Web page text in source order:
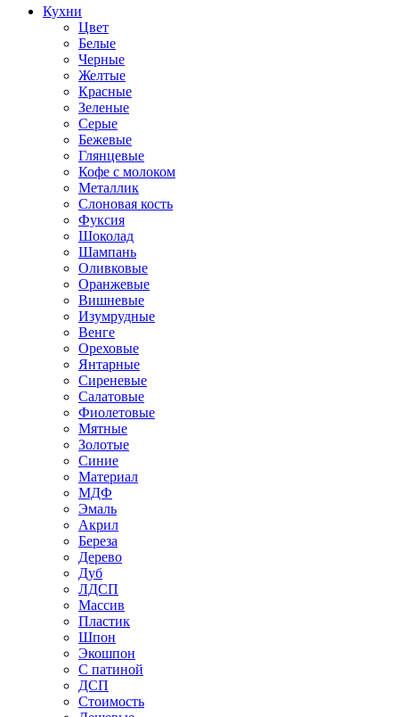
Кухни
Цвет
Белые
Черные
Желтые
Красные
Зеленые
Серые
Бежевые
Глянцевые
Кофе с молоком
Металлик
Слоновая кость
Фуксия
Шоколад
Шампань
Оливковые
Оранжевые
Вишневые
Изумрудные
Венге
Ореховые
Янтарные
Сиреневые
Салатовые
Фиолетовые
Мятные
Золотые
Синие
Материал
МДФ
Эмаль
Акрил
Береза
Дерево
Дуб
ЛДСП
Массив
Пластик
Шпон
Экошпон
С патиной
ДСП
Стоимость